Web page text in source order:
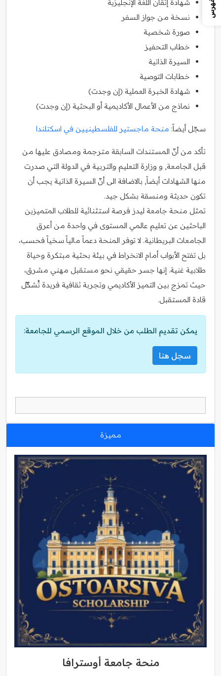
شهادة إتقان اللغة الإنجليزية
نسخة من جواز السفر
صورة شخصية
خطاب التحفيز
السيرة الذاتية
خطابات التوصية
شهادة الخبرة العملية (إن وجدت)
نماذج من الأعمال الأكاديمية أو البحثية (إن وجدت)
سجّل أيضاً: منحة ماجستير للفلسطينيين في اسكتلندا
تأكد من أنّ المستندات السابقة مترجمة ومصادق عليها من
قبل الجامعة, و وزارة التعليم والتربية في الدولة التي صدرت
منها الشهادات أيضاً, بالاضافة الى أنّ السيرة الذاتية يجب أن
تكون حديثة ومنسقة بشكل جيد.
تمثل منحة جامعة ليدز فرصة استثنائية للطلاب المتميزين
الباحثين عن تعليم عالمي المستوى في واحدة من أعرق
الجامعات البريطانية. لا توفر المنحة دعماً مالياً سخياً فحسب،
بل تفتح الأبواب أمام الانخراط في بيئة بحثية مبتكرة وحياة
طلابية غنية. إنها جسر حقيقي نحو مستقبل مهني مشرق،
حيث تمزج بين التميز الأكاديمي وتجربة ثقافية فريدة تُشكّل
قادة المستقبل.
يمكن تقديم الطلب من خلال الموقع الرسمي للجامعة:
سجل هنا
مميزة
منحة جامعة أوسترافا
الفهرس